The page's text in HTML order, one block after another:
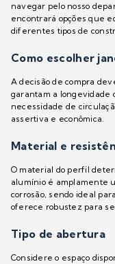
navegar pelo nosso
encontrará opções que
diferentes tipos de
Como escolher
A decisão de compra
garantam a longevidade
necessidade de
assertiva e econômica.
Material e
O material do perfil
alumínio é amplamente
corrosão, sendo ideal
oferece robustez para
Tipo de abertura
Considere o espaço